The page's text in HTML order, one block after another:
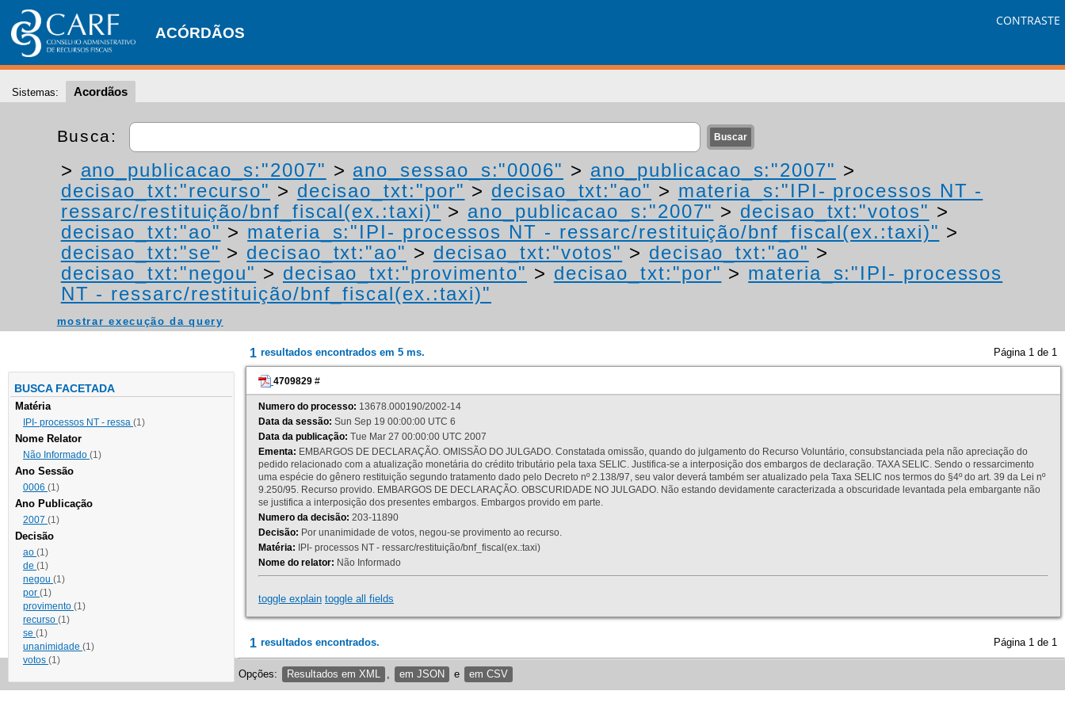
ACÓRDÃOS
CONTRASTE
Sistemas: Acordãos
Busca:
> ano_publicacao_s:"2007" > ano_sessao_s:"0006" > ano_publicacao_s:"2007" >
decisao_txt:"recurso" > decisao_txt:"por" > decisao_txt:"ao" > materia_s:"IPI- processos NT -
ressarc/restituição/bnf_fiscal(ex.:taxi)" > ano_publicacao_s:"2007" > decisao_txt:"votos" >
decisao_txt:"ao" > materia_s:"IPI- processos NT - ressarc/restituição/bnf_fiscal(ex.:taxi)" >
decisao_txt:"se" > decisao_txt:"ao" > decisao_txt:"votos" > decisao_txt:"ao" >
decisao_txt:"negou" > decisao_txt:"provimento" > decisao_txt:"por" > materia_s:"IPI- processos
NT - ressarc/restituição/bnf_fiscal(ex.:taxi)"
mostrar execução da query
BUSCA FACETADA
Matéria
IPI- processos NT - ressa (1)
Nome Relator
Não Informado (1)
Ano Sessão
0006 (1)
Ano Publicação
2007 (1)
Decisão
ao (1)
de (1)
negou (1)
por (1)
provimento (1)
recurso (1)
se (1)
unanimidade (1)
votos (1)
1 resultados encontrados em 5 ms. Página 1 de 1
4709829 #
Numero do processo: 13678.000190/2002-14
Data da sessão: Sun Sep 19 00:00:00 UTC 6
Data da publicação: Tue Mar 27 00:00:00 UTC 2007
Ementa: EMBARGOS DE DECLARAÇÃO. OMISSÃO DO JULGADO. Constatada omissão, quando do julgamento do Recurso Voluntário, consubstanciada pela não apreciação do
pedido relacionado com a atualização monetária do crédito tributário pela taxa SELIC. Justifica-se a interposição dos embargos de declaração. TAXA SELIC. Sendo o ressarcimento
uma espécie do gênero restituição segundo tratamento dado pelo Decreto nº 2.138/97, seu valor deverá também ser atualizado pela Taxa SELIC nos termos do §4º do art. 39 da Lei nº
9.250/95. Recurso provido. EMBARGOS DE DECLARAÇÃO. OBSCURIDADE NO JULGADO. Não estando devidamente caracterizada a obscuridade levantada pela embargante não
se justifica a interposição dos presentes embargos. Embargos provido em parte.
Numero da decisão: 203-11890
Decisão: Por unanimidade de votos, negou-se provimento ao recurso.
Matéria: IPI- processos NT - ressarc/restituição/bnf_fiscal(ex.:taxi)
Nome do relator: Não Informado
toggle explain toggle all fields
1 resultados encontrados. Página 1 de 1
Opções: Resultados em XML em JSON e em CSV